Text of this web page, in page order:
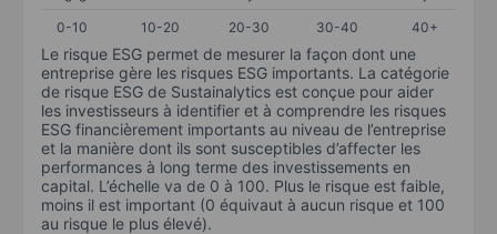
0-10
10-20 20-30 30-40 40+
Le risque ESG permet de mesurer la façon dont une
entreprise gère les risques ESG importants. La catégorie
de risque ESG de Sustainalytics est conçue pour aider
les investisseurs à identifier et à comprendre les risques
ESG financièrement importants au niveau de l’entreprise
et la manière dont ils sont susceptibles d’affecter les
performances à long terme des investissements en
capital. L’échelle va de 0 à 100. Plus le risque est faible,
moins il est important (0 équivaut à aucun risque et 100
au risque le plus élevé).